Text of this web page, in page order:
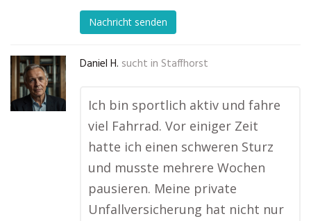
Nachricht senden
Daniel H. sucht in Staffhorst
Ich bin sportlich aktiv und fahre
viel Fahrrad. Vor einiger Zeit
hatte ich einen schweren Sturz
und musste mehrere Wochen
pausieren. Meine private
Unfallversicherung hat nicht nur